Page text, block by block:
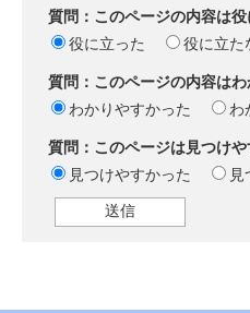
質問：このページの内容は
役に立った
役に立た
質問：このページの内容は
わかりやすかった
わ
質問：このページは見つけ
見つけやすかった
見